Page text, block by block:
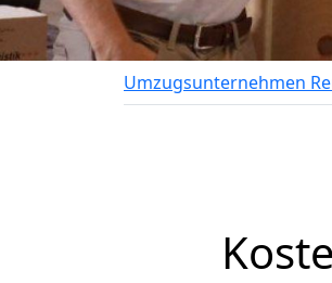
Umzugsunternehmen